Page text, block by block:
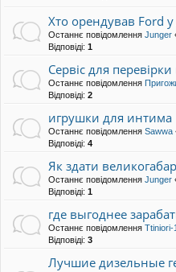
Хто орендував Ford у
Останнє повідомлення Junger
Відповіді: 1
Сервіс для
Останнє повідомлення
Відповіді: 2
игрушки для интима
Останнє повідомлення Sawwa
Відповіді: 4
Як здати
Останнє повідомлення Junger
Відповіді: 1
где выгоднее
Останнє повідомлення Ttiniori-1
Відповіді: 3
Лучшие дизельные